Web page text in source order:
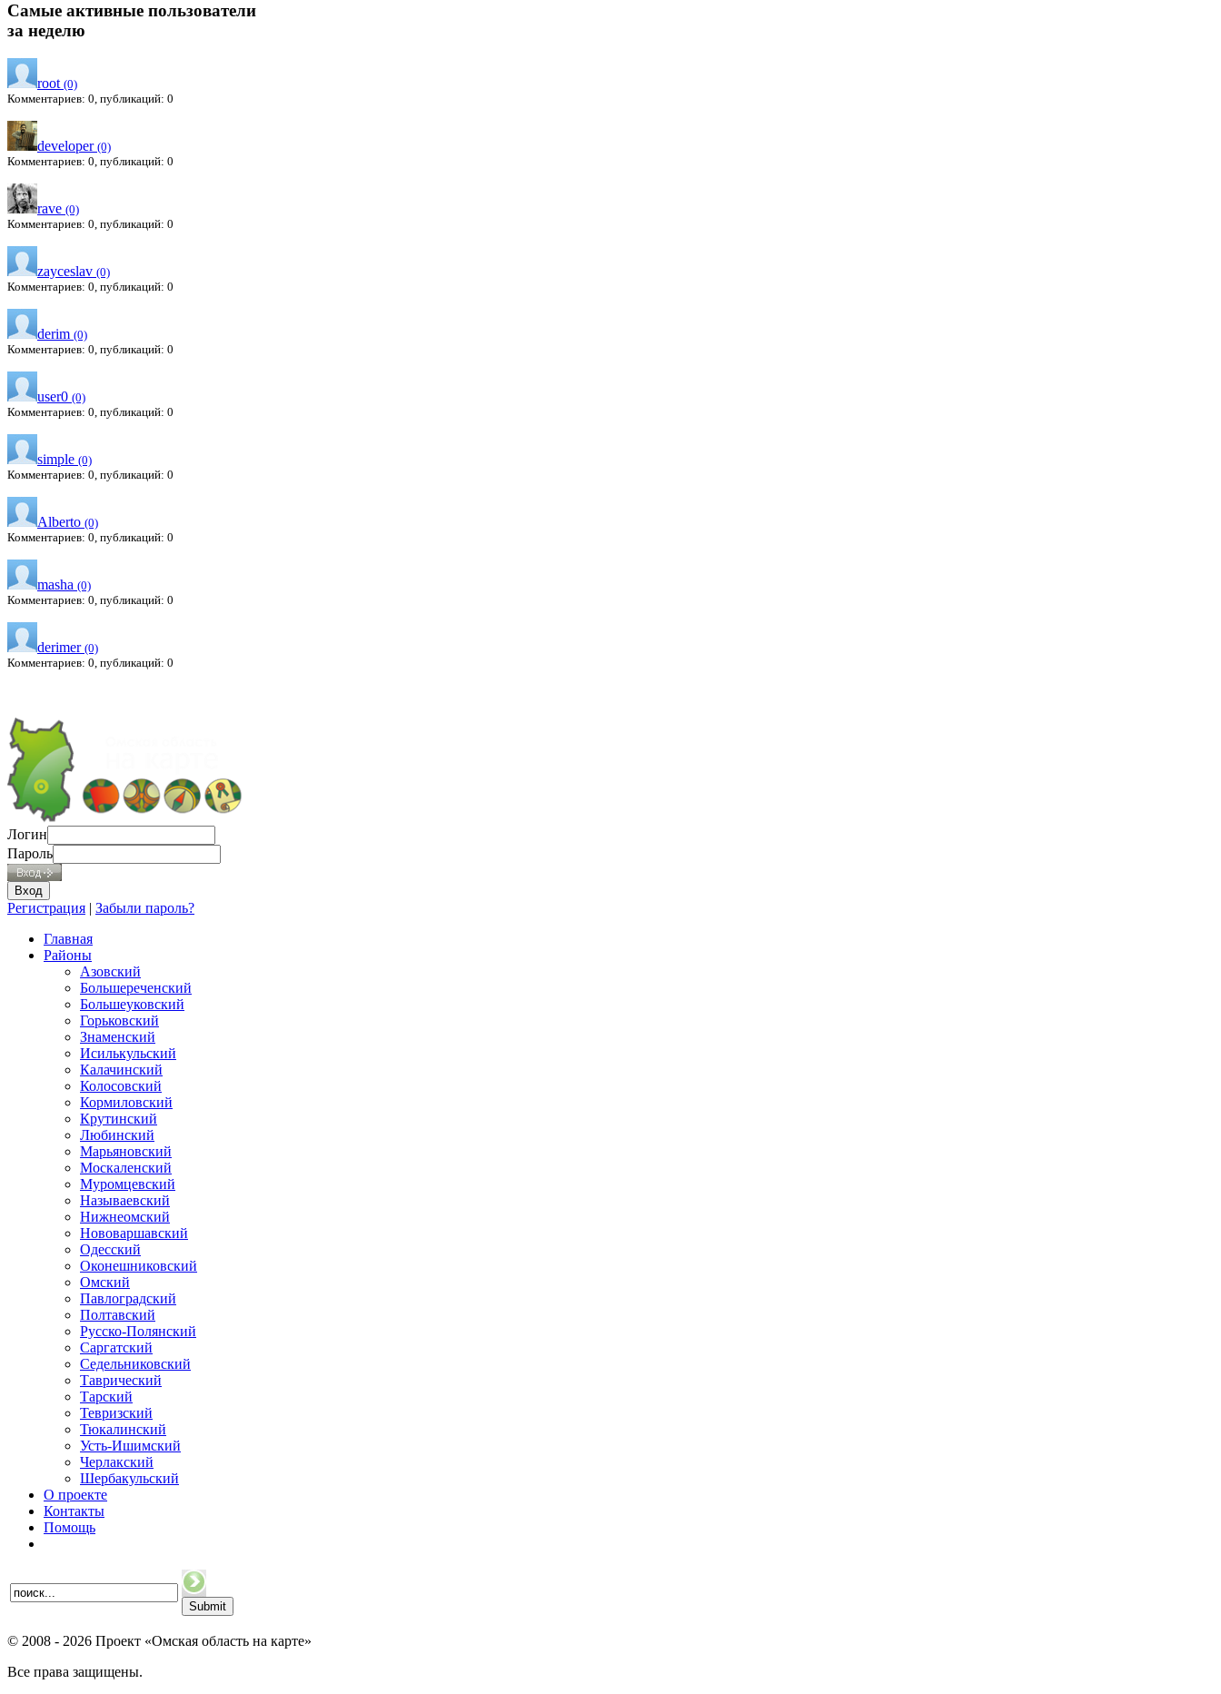
Самые активные пользователи
за неделю
root (0)
Комментариев: 0, публикаций: 0
developer (0)
Комментариев: 0, публикаций: 0
rave (0)
Комментариев: 0, публикаций: 0
zayceslav (0)
Комментариев: 0, публикаций: 0
derim (0)
Комментариев: 0, публикаций: 0
user0 (0)
Комментариев: 0, публикаций: 0
simple (0)
Комментариев: 0, публикаций: 0
Alberto (0)
Комментариев: 0, публикаций: 0
masha (0)
Комментариев: 0, публикаций: 0
derimer (0)
Комментариев: 0, публикаций: 0
Логин
Пароль
Регистрация | Забыли пароль?
Главная
Районы
Азовский
Большереченский
Большеуковский
Горьковский
Знаменский
Исилькульский
Калачинский
Колосовский
Кормиловский
Крутинский
Любинский
Марьяновский
Москаленский
Муромцевский
Называевский
Нижнеомский
Нововаршавский
Одесский
Оконешниковский
Омский
Павлоградский
Полтавский
Русско-Полянский
Саргатский
Седельниковский
Таврический
Тарский
Тевризский
Тюкалинский
Усть-Ишимский
Черлакский
Шербакульский
О проекте
Контакты
Помощь
© 2008 - 2026 Проект «Омская область на карте»
Все права защищены.